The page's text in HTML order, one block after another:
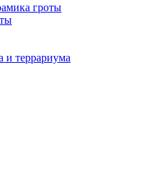
гроты
и террариума